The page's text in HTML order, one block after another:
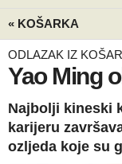
« KOŠARKA
ODLAZAK IZ
Yao Ming
Najbolji kineski
karijeru
ozljeda koje su